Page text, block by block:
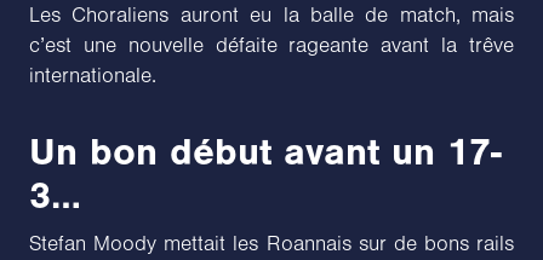
Les Choraliens auront eu la balle de match, mais
c’est une nouvelle défaite rageante avant la trêve
internationale.
Un bon début avant un 17-
3…
Stefan Moody mettait les Roannais sur de bons rails